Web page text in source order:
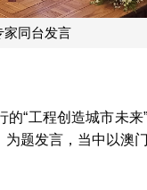
家同台发言
“工程创造城市未
题发言，当中以澳